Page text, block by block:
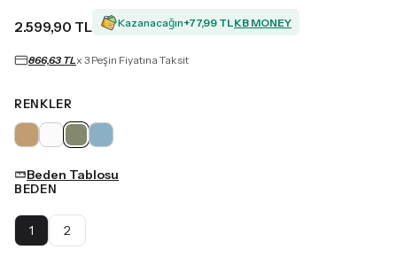
2.599,90 TL Kazanacağın+77,99 TLKB MONEY
866,63 TLx 3 Peşin Fiyatına Taksit
RENKLER
Beden Tablosu
BEDEN
1 2